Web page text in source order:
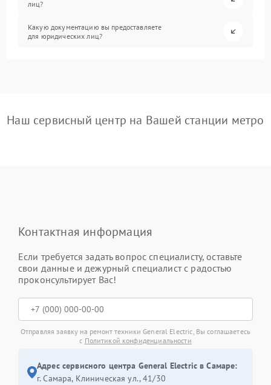
лиц?
Какую документацию вы предоставляете
для юридических лиц?
Наш сервисный центр на Вашей станции метро
Контактная информация
Если требуется задать вопрос специалисту, оставьте
свои данные и дежурный специалист с радостью
проконсультирует Вас!
Отправляя заявку на ремонт техники General Electric, Вы соглашаетесь
с Политикой конфиденциальности
Адрес сервисного центра General Electric в Самаре:
г. Самара, Клиническая ул., 41/30